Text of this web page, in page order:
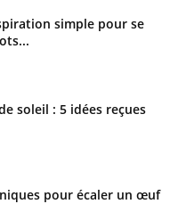
simple pour se
soleil : 5 idées reçues
pour écaler un œuf